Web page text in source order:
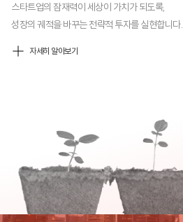
새로운 가치를 만드는 시장을 직접 만들어내고
기업의 성장이 생태계의 동력이 되도록 돕고,
세상 곳곳의 숨은 아이디어를 발굴하고,
함께 고민하며 더 큰 가능성의 세계로 연결합니다.
자세히 알아보기
스타트업의 잠재력이 세상이 가치가 되도록,
성장의 궤적을 바꾸는 전략적 투자를 실현합니다.
자세히 알아보기
새로운 가치를 만드는 시장을 직접 만들어내고
기업의 성장이 생태계의 동력이 되도록 돕고,
세상 곳곳의 숨은 아이디어를 발굴하고,
함께 고민하며 더 큰 가능성의 세계로 연결합니다.
자세히 알아보기